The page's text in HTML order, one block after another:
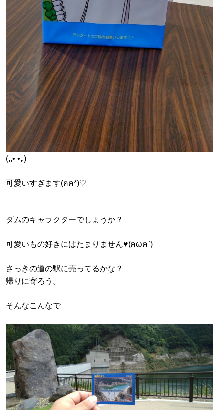
(,,• •,,)
可愛いすぎます(ฅฅ*)♡
ダムのキャラクターでしょうか？
可愛いもの好きにはたまりません♥(ฅωฅ`)
さっきの道の駅に売ってるかな？
帰りに寄ろう。
そんなこんなで